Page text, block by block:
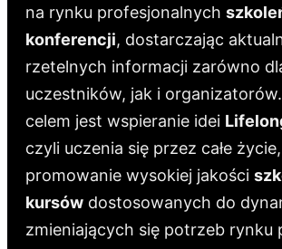
na rynku profesjonalnych
konferencji, dostarczając
rzetelnych informacji zarówno
uczestników, jak i
celem jest wspieranie idei
czyli uczenia się przez całe
promowanie wysokiej jakości
kursów dostosowanych do
zmieniających się potrzeb rynku